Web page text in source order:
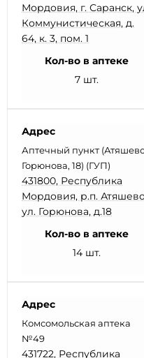
Мордовия, г. Саранск,
Коммунистическая, д.
64, к. 3, пом. 1
Кол-во в аптеке
7 шт.
Адрес
Аптечный пункт
Горюнова, 18) (ГУП)
431800, Республика
Мордовия, р.п.
ул. Горюнова, д.18
Кол-во в аптеке
14 шт.
Адрес
Комсомольская аптека
№49
431722, Республика